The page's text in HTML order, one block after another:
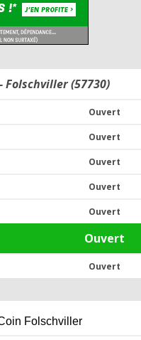
Folschviller (57730)
Ouvert
Ouvert
Ouvert
Ouvert
Ouvert
Ouvert
Ouvert
Folschviller